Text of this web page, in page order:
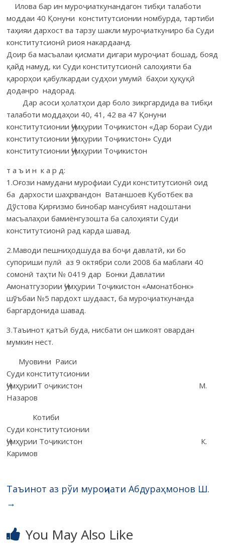
Илова бар ин муроҷиаткунандагон тибқи талаботи
моддаи 40 Қонуни конститутсионии номбурда, тартиби
таҳияи дархост ва тарзу шакли муроҷиаткуниро ба Суди
конститутсионӣ риоя накардаанд.
Доир ба масъалаи қисмати дигари муроҷиат бошад, бояд
қайд намуд, ки Суди конститутсионӣ салоҳияти ба
қарорҳои қабулкардаи судҳои умумӣ баҳои ҳуқуқӣ
доданро надорад.
Дар асоси ҳолатҳои дар боло зикргардида ва тибқи
талаботи моддаҳои 40, 41, 42 ва 47 Қонуни
конститутсионии Ҷумҳурии Тоҷикистон «Дар бораи Суди
конститутсионии Ҷумҳурии Тоҷикистон» Суди
конститутсионии Ҷумҳурии Тоҷикистон
т а ъ и н к а р д:
1.Оғози намудани мурофиаи Суди конститутсионӣ оид
ба дархости шаҳрвандон Ватаншоев Қуботбек ва
Дўстова Қирғизмо бинобар мансубият надоштани
масъалаҳои бамиёнгузошта ба салоҳияти Суди
конститутсионӣ рад карда шавад.
2.Маводи пешниҳодшуда ва боҷи давлатӣ, ки бо
супориши пулӣ аз 9 октябри соли 2008 ба маблағи 40
сомонӣ таҳти № 0419 дар Бонки Давлатии
Амонатгузории Ҷумҳурии Тоҷикистон «Амонатбонк»
шўъбаи №5 пардохт шудааст, ба муроҷиаткунанда
баргардонида шавад.
3.Таъинот қатъӣ буда, нисбати он шикоят овардан
мумкин нест.
Муовини Раиси
Суди конститутсионии
ҶумҳурииТ оҷикистон М.
Назаров
Котиби
Суди конститутсионии
Ҷумҳурии Тоҷикистон К.
Каримов
Таъинот аз рўи муроҷиати Абдураҳмонов Ш.
→
You May Also Like